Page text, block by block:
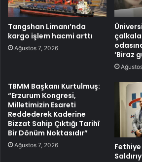
Tangshan Limanı’nda
kargo işlem hacmi arttı
Ağustos 7, 2026
‘Biraz
TBMM Başkanı Kurtulmuş:
“Erzurum Kongresi,
Milletimizin Esareti
Reddederek Kaderine
Bizzat Sahip Çıktığı Tarihî
Bir Dönüm Noktasıdır”
Ağustos 7, 2026
Fethiye